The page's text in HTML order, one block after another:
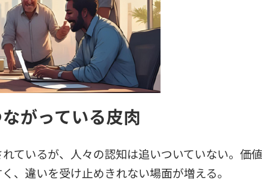
がっている皮肉
ているが、人々の認知は追いついていない。価
、違いを受け止めきれない場面が増える。